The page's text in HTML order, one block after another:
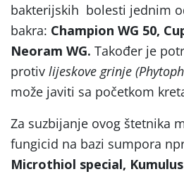
bakterijskih bolesti jednim
bakra: Champion WG 50,
Neoram WG. Također je
protiv lijeskove grinje
može javiti sa početkom
Za suzbijanje ovog štetnika
fungicid na bazi sumpora
Microthiol special, Kumulus